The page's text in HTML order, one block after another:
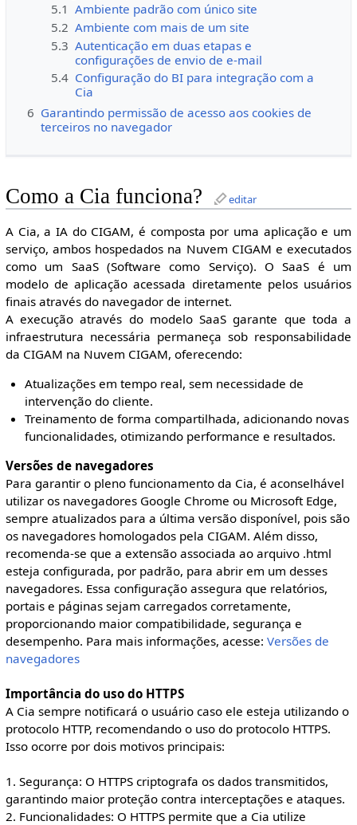
5.1 Ambiente padrão com único site
5.2 Ambiente com mais de um site
5.3 Autenticação em duas etapas e
configurações de envio de e-mail
5.4 Configuração do BI para integração com a
Cia
6 Garantindo permissão de acesso aos cookies de
terceiros no navegador
Como a Cia funciona? editar
A Cia, a IA do CIGAM, é composta por uma aplicação e um
serviço, ambos hospedados na Nuvem CIGAM e executados
como um SaaS (Software como Serviço). O SaaS é um
modelo de aplicação acessada diretamente pelos usuários
finais através do navegador de internet.
A execução através do modelo SaaS garante que toda a
infraestrutura necessária permaneça sob responsabilidade
da CIGAM na Nuvem CIGAM, oferecendo:
Atualizações em tempo real, sem necessidade de
intervenção do cliente.
Treinamento de forma compartilhada, adicionando novas
funcionalidades, otimizando performance e resultados.
Versões de navegadores
Para garantir o pleno funcionamento da Cia, é aconselhável
utilizar os navegadores Google Chrome ou Microsoft Edge,
sempre atualizados para a última versão disponível, pois são
os navegadores homologados pela CIGAM. Além disso,
recomenda-se que a extensão associada ao arquivo .html
esteja configurada, por padrão, para abrir em um desses
navegadores. Essa configuração assegura que relatórios,
portais e páginas sejam carregados corretamente,
proporcionando maior compatibilidade, segurança e
desempenho. Para mais informações, acesse: Versões de
navegadores
Importância do uso do HTTPS
A Cia sempre notificará o usuário caso ele esteja utilizando o
protocolo HTTP, recomendando o uso do protocolo HTTPS.
Isso ocorre por dois motivos principais:
1. Segurança: O HTTPS criptografa os dados transmitidos,
garantindo maior proteção contra interceptações e ataques.
2. Funcionalidades: O HTTPS permite que a Cia utilize